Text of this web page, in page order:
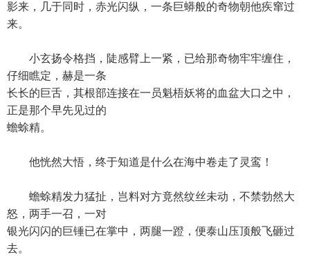
影来，几于同时，赤光闪纵，一条巨蟒般的奇物朝他疾窜过
来。
小玄扬令格挡，陡感臂上一紧，已给那奇物牢牢缠住，
仔细瞧定，赫是一条
长长的巨舌，其根部连接在一员魁梧妖将的血盆大口之中，
正是那个早先见过的
蟾蜍精。
他恍然大悟，终于知道是什么在海中卷走了灵鸾！
蟾蜍精发力猛扯，岂料对方竟然纹丝未动，不禁勃然大
怒，两手一召，一对
银光闪闪的巨锤已在掌中，两腿一蹬，便泰山压顶般飞砸过
去。